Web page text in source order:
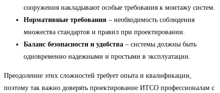
сооружения накладывают особые требования к монтажу систем.
Нормативные требования – необходимость соблюдения
множества стандартов и правил при проектировании.
Баланс безопасности и удобства – системы должны быть
одновременно надежными и простыми в эксплуатации.
Преодоление этих сложностей требует опыта и квалификации,
поэтому так важно доверять проектирование ИТСО профессионалам с